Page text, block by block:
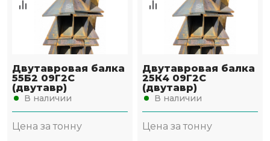
Двутавровая балка
55Б2 09Г2С
(двутавр)
В наличии
Цена за тонну
Двутавровая балка
25К4 09Г2С
(двутавр)
В наличии
Цена за тонну